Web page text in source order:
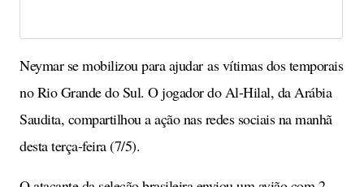
Neymar se mobilizou para ajudar as vítimas dos temporais
no Rio Grande do Sul. O jogador do Al-Hilal, da Arábia
Saudita, compartilhou a ação nas redes sociais na manhã
desta terça-feira (7/5).